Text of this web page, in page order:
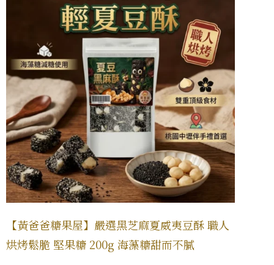
【黃爸爸糖果屋】嚴選黑芝麻夏威夷豆酥 職人
烘烤鬆脆 堅果糖 200g 海藻糖甜而不膩